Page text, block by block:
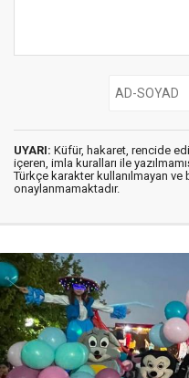
UYARI: Küfür, hakaret, rencide
içeren, imla kuralları ile
Türkçe karakter kullanılmayan ve
onaylanmamaktadır.